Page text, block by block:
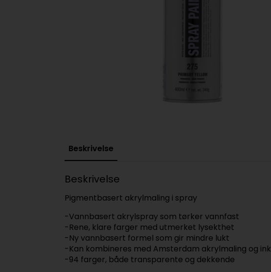
Beskrivelse
Beskrivelse
Pigmentbasert akrylmaling i spray
-Vannbasert akrylspray som tørker vannfast
-Rene, klare farger med utmerket lysekthet
-Ny vannbasert formel som gir mindre lukt
-Kan kombineres med Amsterdam akrylmaling og ink
-94 farger, både transparente og dekkende